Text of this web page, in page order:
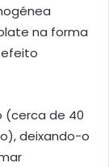
na forma
(cerca de 40
deixando-o